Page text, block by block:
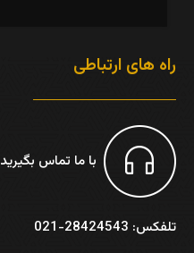
راه های ارتباطی
با ما تماس بگیرید
تلفکس: 28424543-021